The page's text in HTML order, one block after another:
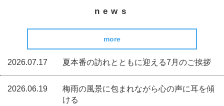
news
more
2026.07.17 夏本番の訪れとともに迎える7月のご挨拶
2026.06.19
梅雨の風景に包まれながら心の声に耳を傾
ける